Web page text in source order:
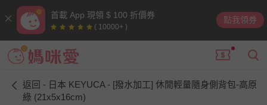
首載 App 現領 $ 100 折價券
( 10000+ )
點我領券
返回 - 日本 KEYUCA - [撥水加工] 休閒輕量隨身側背包-高原
綠 (21x5x16cm)